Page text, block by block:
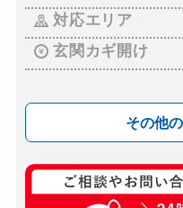
対応エリア
玄関カギ開け
その他
玄関カギ複製